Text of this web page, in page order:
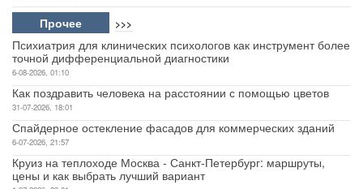
Прочее >>>
Психиатрия для клинических психологов как инструмент более
точной дифференциальной диагностики
6-08-2026, 01:10
Как поздравить человека на расстоянии с помощью цветов
31-07-2026, 18:01
Спайдерное остекление фасадов для коммерческих зданий
6-07-2026, 21:57
Круиз на теплоходе Москва - Санкт-Петербург: маршруты,
цены и как выбрать лучший вариант